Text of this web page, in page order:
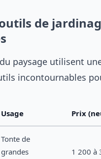
de
paysage utilisent
incontournables
Usage Prix
Tonte de
grandes
1 200 à